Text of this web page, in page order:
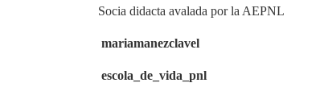
Socia didacta avalada por la AEPNL
mariamanezclavel
escola_de_vida_pnl